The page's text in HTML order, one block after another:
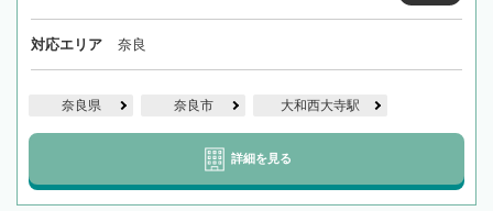
対応エリア 奈良
奈良県 奈良市 大和西大寺駅
詳細を見る